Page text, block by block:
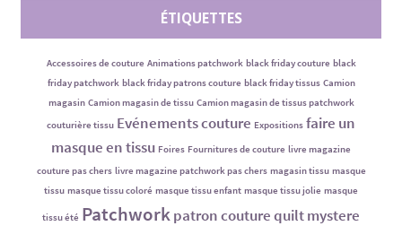
ÉTIQUETTES
Accessoires de couture Animations patchwork black friday couture black
friday patchwork black friday patrons couture black friday tissus Camion
magasin Camion magasin de tissu Camion magasin de tissus patchwork
couturière tissu Evénements couture Expositions faire un
masque en tissu Foires Fournitures de couture livre magazine
couture pas chers livre magazine patchwork pas chers magasin tissu masque
tissu masque tissu coloré masque tissu enfant masque tissu jolie masque
tissu été Patchworkpatron couturequilt mystere